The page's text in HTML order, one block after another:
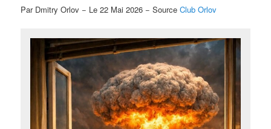
Par Dmitry Orlov − Le 22 Mai 2026 − SourceClub Orlov